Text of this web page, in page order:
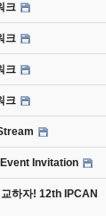
크
크
크
크
Invitation
하자! 12th IPCAN